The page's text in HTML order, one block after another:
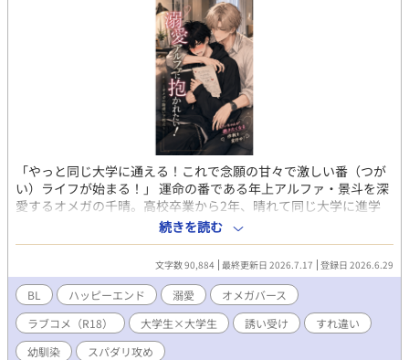
「やっと同じ大学に通える！これで念願の甘々で激しい番（つが
い）ライフが始まる！」 運命の番である年上アルファ・景斗を深
愛するオメガの千晴。高校卒業から2年、晴れて同じ大学に進学
し、身も心も貪られる気満々だったのに……景斗の態度はまさか
の保護者モード！？ 合鍵をもらっても健全にお茶して終了。お泊
まりを企んでも「明日も早いでしょ」と強制送還。猫耳着ぐるみ
で誘惑しても「可愛い」と寝かしつけられる始末。 「なんで最後
までしてくれないの！？」 あの手この手で抱かれようと奮闘する
千晴だが、景斗が手を出さないのには”激重な”理由があって
――。 抱かれたいオメガの戦略に理性をバキバキに削りながら抵
抗する執着アルファのすれ違いラブコメディ！
続きを読む
文字数 90,884 最終更新日 2026.7.17 登録日 2026.6.29
BL ハッピーエンド 溺愛
オメガバース
ラブコメ（R18）
大学生×大学生 誘い受け
すれ違い
幼馴染
スパダリ攻め